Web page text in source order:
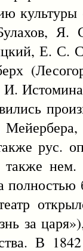
Е. С.
рус.
также
за
В